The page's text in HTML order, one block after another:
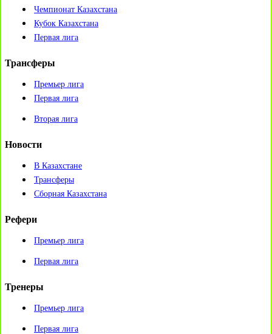
Чемпионат Казахстана
Кубок Казахстана
Первая лига
Трансферы
Премьер лига
Первая лига
Вторая лига
Новости
В Казахстане
Трансферы
Сборная Казахстана
Рефери
Премьер лига
Первая лига
Тренеры
Премьер лига
Первая лига